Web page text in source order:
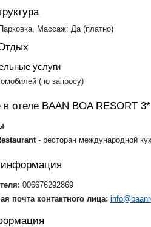
Массаж: Да (платно)
услуги
(по запросу)
в отеле BAAN BOA RESORT 3*
- ресторан международной
информация
006676292869
почта контактного лица: